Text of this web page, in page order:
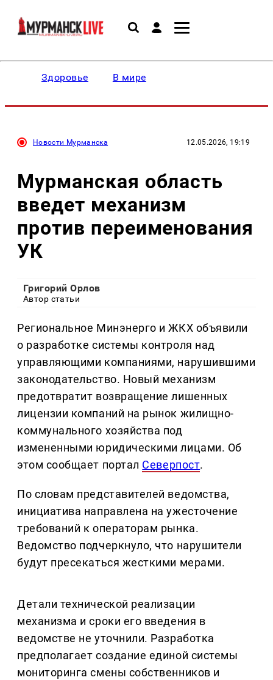
Здоровье В мире
Новости Мурманска 12.05.2026, 19:19
Мурманская область
введет механизм
против переименования
УК
Григорий Орлов
Автор статьи
Региональное Минэнерго и ЖКХ объявили
о разработке системы контроля над
управляющими компаниями, нарушившими
законодательство. Новый механизм
предотвратит возвращение лишенных
лицензии компаний на рынок жилищно-
коммунального хозяйства под
измененными юридическими лицами. Об
этом сообщает портал Северпост.
По словам представителей ведомства,
инициатива направлена на ужесточение
требований к операторам рынка.
Ведомство подчеркнуло, что нарушители
будут пресекаться жесткими мерами.
Детали технической реализации
механизма и сроки его введения в
ведомстве не уточнили. Разработка
предполагает создание единой системы
мониторинга смены собственников и